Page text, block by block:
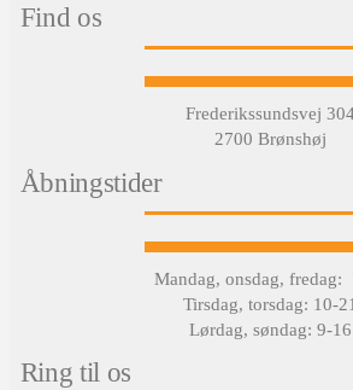
Find os
Frederikssundsvej
2700 Brønshøj
Åbningstider
Mandag, onsdag, fredag:
Tirsdag, torsdag: 10-21
Lørdag, søndag: 9-16
Ring til os